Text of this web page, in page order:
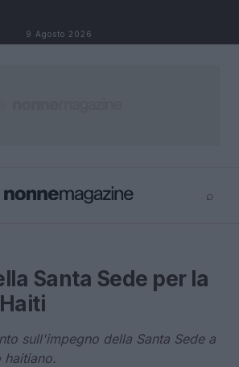
9 Agosto 2026
⌕
Santa Sede per la
sull'impegno della Santa Sede a